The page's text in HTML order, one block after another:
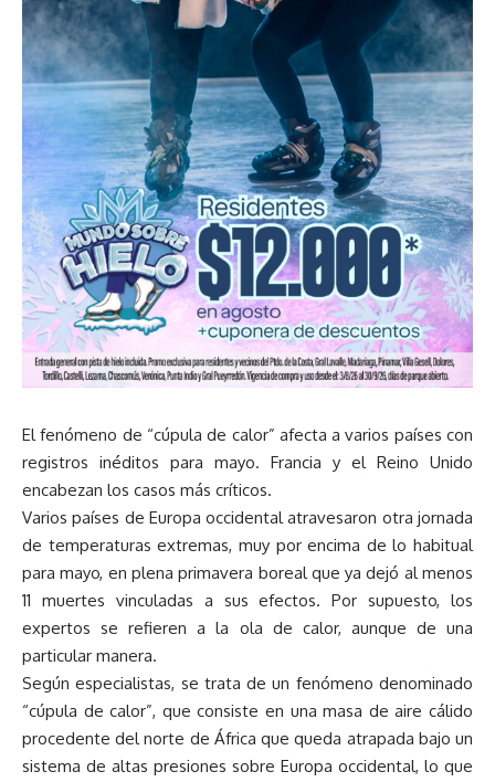
El fenómeno de “cúpula de calor” afecta a varios países con
registros inéditos para mayo. Francia y el Reino Unido
encabezan los casos más críticos.
Varios países de Europa occidental atravesaron otra jornada
de temperaturas extremas, muy por encima de lo habitual
para mayo, en plena primavera boreal que ya dejó al menos
11 muertes vinculadas a sus efectos. Por supuesto, los
expertos se refieren a la ola de calor, aunque de una
particular manera.
Según especialistas, se trata de un fenómeno denominado
“cúpula de calor”, que consiste en una masa de aire cálido
procedente del norte de África que queda atrapada bajo un
sistema de altas presiones sobre Europa occidental, lo que